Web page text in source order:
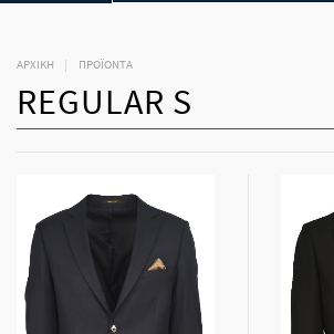
ΑΡΧΙΚΉ ΠΡΟΪΟΝΤΑ
REGULAR S